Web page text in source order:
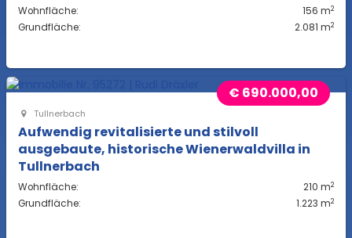
Wohnfläche: 156 m2
Grundfläche: 2.081 m2
€ 690.000,00
Tullnerbach
Aufwendig revitalisierte und stilvoll
ausgebaute, historische Wienerwaldvilla in
Tullnerbach
Wohnfläche: 210 m2
Grundfläche: 1.223 m2